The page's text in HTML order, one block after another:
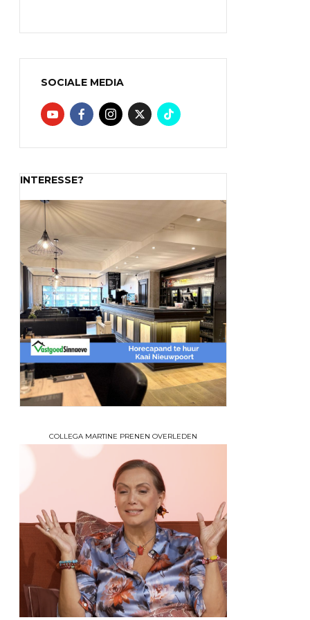
SOCIALE MEDIA
INTERESSE?
COLLEGA MARTINE PRENEN OVERLEDEN